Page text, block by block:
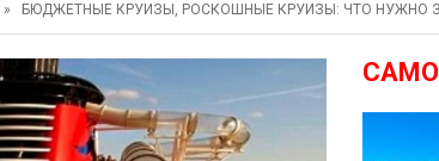
» БЮДЖЕТНЫЕ КРУИЗЫ, РОСКОШНЫЕ КРУИЗЫ: ЧТО НУЖНО